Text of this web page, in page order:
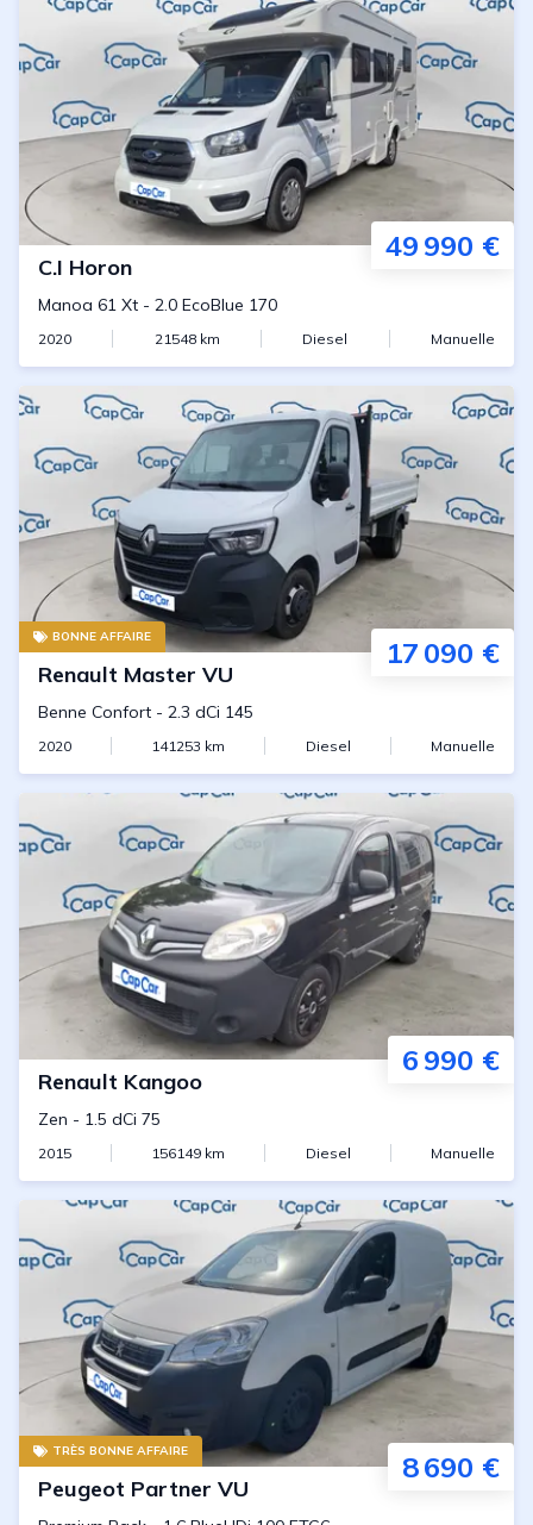
49 990 €
C.I Horon
Manoa 61 Xt - 2.0 EcoBlue 170
2020 21548km Diesel Manuelle
BONNE AFFAIRE 17 090 €
Renault Master VU
Benne Confort - 2.3 dCi 145
2020 141253 km Diesel Manuelle
6 990 €
Renault Kangoo
Zen - 1.5 dCi 75
2015 156149 km Diesel Manuelle
TRÈS BONNE AFFAIRE 8 690 €
Peugeot Partner VU